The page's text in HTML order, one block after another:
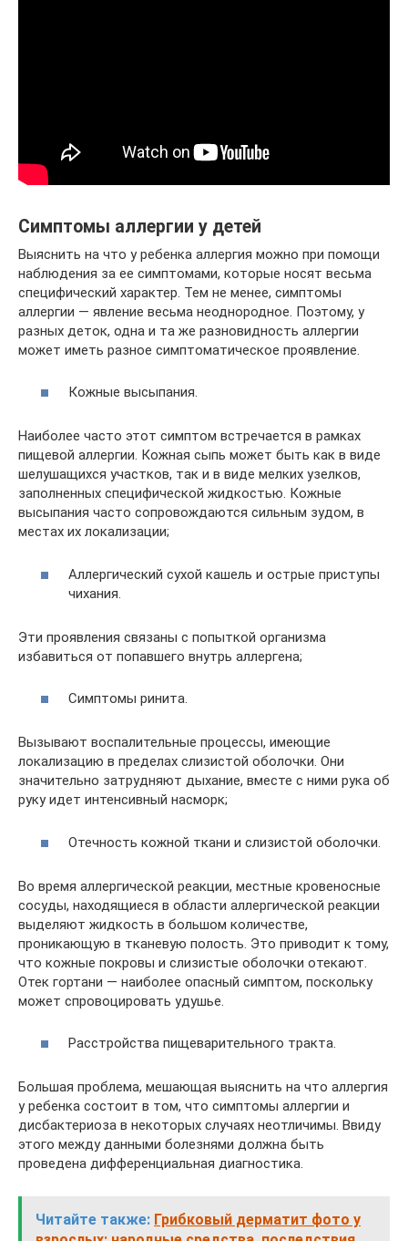
Симптомы аллергии у детей
Выяснить на что у ребенка аллергия можно при помощи
наблюдения за ее симптомами, которые носят весьма
специфический характер. Тем не менее, симптомы
аллергии — явление весьма неоднородное. Поэтому, у
разных деток, одна и та же разновидность аллергии
может иметь разное симптоматическое проявление.
Кожные высыпания.
Наиболее часто этот симптом встречается в рамках
пищевой аллергии. Кожная сыпь может быть как в виде
шелушащихся участков, так и в виде мелких узелков,
заполненных специфической жидкостью. Кожные
высыпания часто сопровождаются сильным зудом, в
местах их локализации;
Аллергический сухой кашель и острые приступы
чихания.
Эти проявления связаны с попыткой организма
избавиться от попавшего внутрь аллергена;
Симптомы ринита.
Вызывают воспалительные процессы, имеющие
локализацию в пределах слизистой оболочки. Они
значительно затрудняют дыхание, вместе с ними рука об
руку идет интенсивный насморк;
Отечность кожной ткани и слизистой оболочки.
Во время аллергической реакции, местные кровеносные
сосуды, находящиеся в области аллергической реакции
выделяют жидкость в большом количестве,
проникающую в тканевую полость. Это приводит к тому,
что кожные покровы и слизистые оболочки отекают.
Отек гортани — наиболее опасный симптом, поскольку
может спровоцировать удушье.
Расстройства пищеварительного тракта.
Большая проблема, мешающая выяснить на что аллергия
у ребенка состоит в том, что симптомы аллергии и
дисбактериоза в некоторых случаях неотличимы. Ввиду
этого между данными болезнями должна быть
проведена дифференциальная диагностика.
Читайте также: Грибковый дерматит фото у